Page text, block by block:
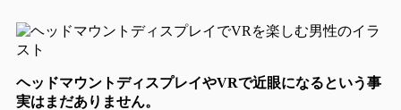
ヘッドマウントディスプレイやVRで近眼になるという事
実はまだありません。